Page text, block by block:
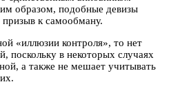
образом, подобные девизы
к самообману.
«иллюзии контроля», то нет
поскольку в некоторых случаях
а также не мешает учитывать